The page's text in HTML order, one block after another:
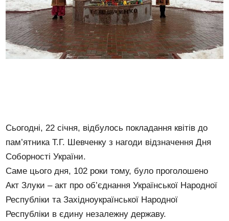
Сьогодні, 22 січня, відбулось покладання квітів до
пам’ятника Т.Г. Шевченку з нагоди відзначення Дня
Соборності України.
Саме цього дня, 102 роки тому, було проголошено
Акт Злуки – акт про об’єднання Української Народної
Республіки та Західноукраїнської Народної
Республіки в єдину незалежну державу.